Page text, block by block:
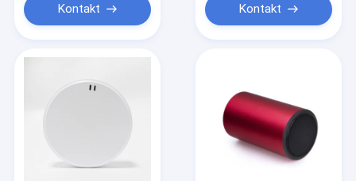
Kontakt Kontakt